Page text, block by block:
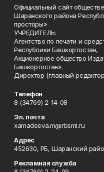
Официальный сайт
Шаранского района
просторы»
УЧРЕДИТЕЛЬ:
Агентство по печати и
Республики Башкортостан,
Акционерное общество
Башкортостан».
Директор (главный
Телефон
8 (34769) 2-14-08
Эл. почта
xamadeeva.m@rbsmi.ru
Адрес
452630, РБ, Шаранский
Рекламная служба